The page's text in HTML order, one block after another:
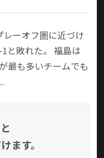
ーオフ圏に近づけ
と敗れた。 福島は
最も多いチームでも
ます。